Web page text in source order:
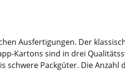
Ausfertigungen. Der
Kartons sind in drei
Packgüter. Die Anzahl